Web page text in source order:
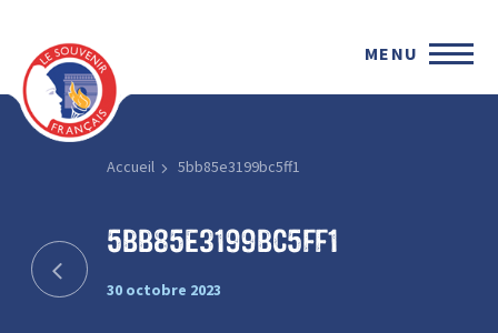
MENU
Accueil 5bb85e3199bc5ff1
5bb85e3199bc5ff1
30 octobre 2023